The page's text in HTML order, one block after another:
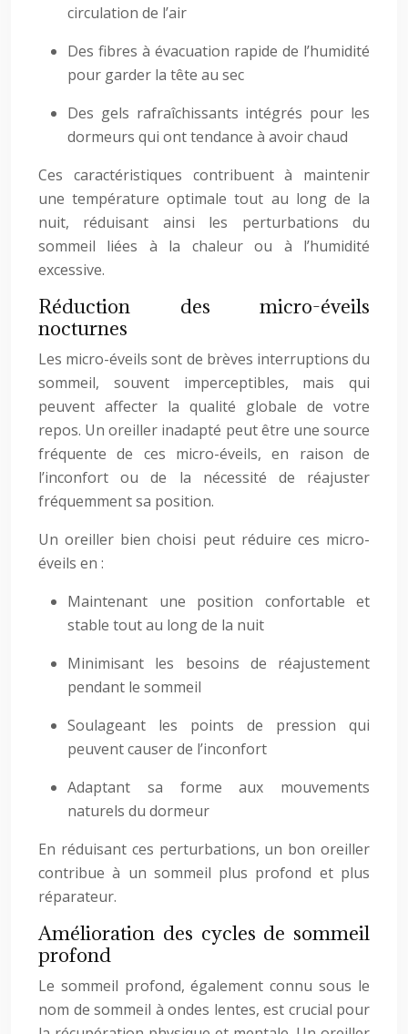
circulation de l’air
Des fibres à évacuation rapide de l’humidité
pour garder la tête au sec
Des gels rafraîchissants intégrés pour les
dormeurs qui ont tendance à avoir chaud
Ces caractéristiques contribuent à maintenir
une température optimale tout au long de la
nuit, réduisant ainsi les perturbations du
sommeil liées à la chaleur ou à l’humidité
excessive.
Réduction des micro-éveils
nocturnes
Les micro-éveils sont de brèves interruptions du
sommeil, souvent imperceptibles, mais qui
peuvent affecter la qualité globale de votre
repos. Un oreiller inadapté peut être une source
fréquente de ces micro-éveils, en raison de
l’inconfort ou de la nécessité de réajuster
fréquemment sa position.
Un oreiller bien choisi peut réduire ces micro-
éveils en :
Maintenant une position confortable et
stable tout au long de la nuit
Minimisant les besoins de réajustement
pendant le sommeil
Soulageant les points de pression qui
peuvent causer de l’inconfort
Adaptant sa forme aux mouvements
naturels du dormeur
En réduisant ces perturbations, un bon oreiller
contribue à un sommeil plus profond et plus
réparateur.
Amélioration des cycles de sommeil
profond
Le sommeil profond, également connu sous le
nom de sommeil à ondes lentes, est crucial pour